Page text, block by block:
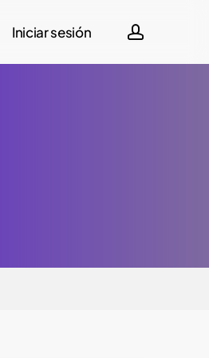
Iniciar sesión account